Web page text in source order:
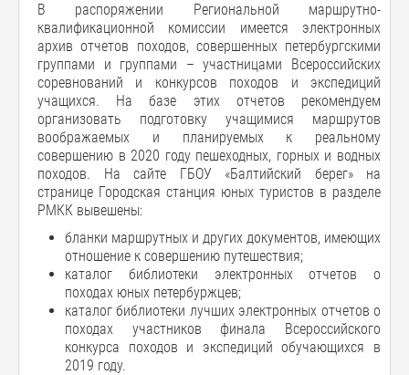
В распоряжении Региональной маршрутно-
квалификационной комиссии имеется электронных
архив отчетов походов, совершенных петербургскими
группами и группами – участницами Всероссийских
соревнований и конкурсов походов и экспедиций
учащихся. На базе этих отчетов рекомендуем
организовать подготовку учащимися маршрутов
воображаемых и планируемых к реальному
совершению в 2020 году пешеходных, горных и водных
походов. На сайте ГБОУ «Балтийский берег» на
странице Городская станция юных туристов в разделе
РМКК вывешены:
бланки маршрутных и других документов, имеющих
отношение к совершению путешествия;
каталог библиотеки электронных отчетов о
походах юных петербуржцев;
каталог библиотеки лучших электронных отчетов о
походах участников финала Всероссийского
конкурса походов и экспедиций обучающихся в
2019 году.